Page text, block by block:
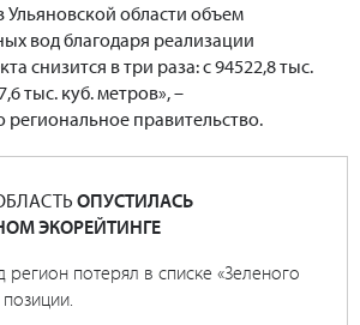
Ульяновской области объем
вод благодаря реализации
снизится в три раза: с 94522,8 тыс.
тыс. куб. метров», –
правительство.
ОПУСТИЛАСЬ
ЭКОРЕЙТИНГЕ
регион потерял в списке «Зеленого